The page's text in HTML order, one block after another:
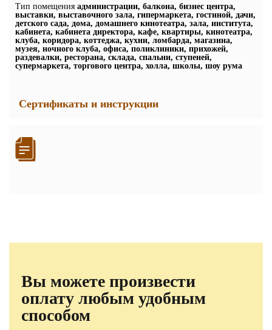
Тип помещения администрации, балкона, бизнес центра,
выставки, выставочного зала, гипермаркета, гостиной, дачи,
детского сада, дома, домашнего кинотеатра, зала, института,
кабинета, кабинета директора, кафе, квартиры, кинотеатра,
клуба, коридора, коттеджа, кухни, ломбарда, магазина,
музея, ночного клуба, офиса, поликлиники, прихожей,
раздевалки, ресторана, склада, спальни, ступеней,
супермаркета, торгового центра, холла, школы, шоу рума
Сертификаты и инструкции
Вы можете произвести
оплату любым удобным
способом